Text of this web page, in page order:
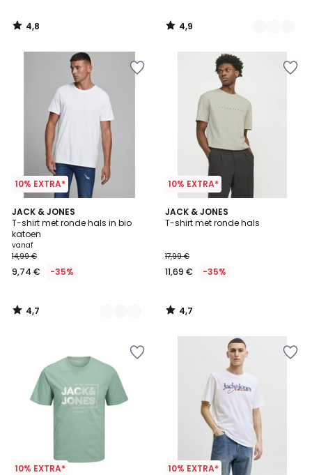
4,8
/
4,9
/
10% EXTRA*
JACK & JONES
T-shirt met ronde hals in bio
katoen
vanaf
14,99 €
9,74 € -35%
4,7
/ 5
4
Kleuren
4,7
/
10% EXTRA*
JACK & JONES
T-shirt met ronde hals
17,99 €
11,69 € -35%
4,7
/ 5
4,7
/
10% EXTRA* 10% EXTRA*